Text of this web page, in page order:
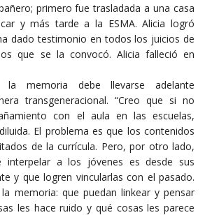
primero fue trasladada a una casa
y más tarde a la ESMA. Alicia logró
dado testimonio en todos los juicios de
que se la convocó. Alicia falleció en
memoria debe llevarse adelante
transgeneracional. “Creo que si no
con el aula en las escuelas,
El problema es que los contenidos
de la currícula. Pero, por otro lado,
a los jóvenes es desde sus
y que logren vincularlas con el pasado.
memoria: que puedan linkear y pensar
les hace ruido y qué cosas les parece